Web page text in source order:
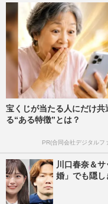
宝くじが当たる人にだけ共
る“ある特徴”とは？
PR(合同会社デジタルフ
川口春奈＆
婚」でも隠